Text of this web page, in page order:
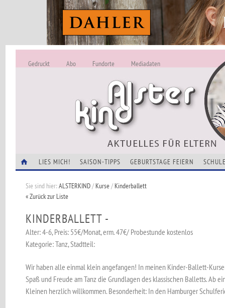
ALSTERKIND -
Alles Neu
Gedruckt Abo Fundorte Mediadaten
LIES MICH! SAISON-TIPPS GEBURTSTAGE FEIERN
Sie sind hier:ALSTERKIND/Kurse/Kinderballett
« Zurück zur Liste
KINDERBALLETT -
Alter: 4-6, Preis: 55€/Monat, erm. 47€/ Probestunde kostenlos
Kategorie: Tanz, Stadtteil:
Wir haben alle einmal klein angefangen! In meinen Kinder-Ballett-
Spaß und Freude am Tanz die Grundlagen des klassischen Balletts. Ab
Kleinen herzlich willkommen. Besonderheit: In den Hamburger